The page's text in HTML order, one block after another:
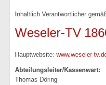
Inhaltlich Verantwortlicher
Weseler-TV
Hauptwebsite: www.weseler-
Abteilungsleiter/Kassenwart:
Thomas Döring